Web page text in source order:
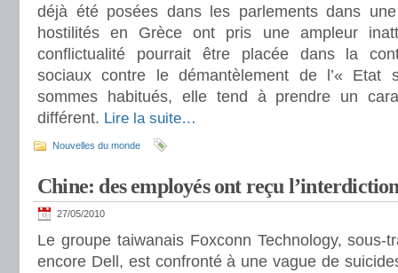
déjà été posées dans les parlements dans
hostilités en Grèce ont pris une ampleur
conflictualité pourrait être placée dans la
sociaux contre le démantèlement de l’« Etat
sommes habitués, elle tend à prendre un
différent. Lire la suite…
Nouvelles du monde
Chine: des employés ont reçu
27/05/2010
Le groupe taiwanais Foxconn Technology, sous-
encore Dell, est confronté à une vague de